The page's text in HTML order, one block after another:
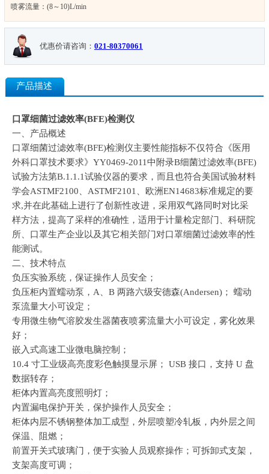
喷雾流量：(8～10)L/min
优惠价请咨询： 021-80370061
产品描述
口罩细菌过滤效率(BFE)检测仪
一、产品概述
口罩细菌过滤效率(BFE)检测仪主要性能指标不仅符合《医用
外科口罩技术要求》YY0469-2011中附录B细菌过滤效率(BFE)
试验方法第B.1.1.1试验仪器的要求，而且也符合美国试验材料
学会ASTMF2100、ASTMF2101、欧洲EN14683标准规定的要
求,并在此基础上进行了创新性改进，采用双气路同时对比采
样方法，提高了采样的准确性，适用于计量检定部门、科研院
所、口罩生产企业以及其它相关部门对口罩细菌过滤效率的性
能测试。
二、技术特点
负压实验系统，保证操作人员安全；
负压柜内置蠕动泵，A、B 两路六级安德森(Andersen)； 蠕动
泵流量大小可设定；
专用微生物气溶胶发生器菌夜喷雾流量大小可设定，雾化效果
好；
嵌入式高速工业微电脑控制；
10.4 寸工业级高亮度彩色触摸显示屏； USB 接口，支持 U 盘
数据转存；
柜体内置高亮度照明灯；
内置漏电保护开关，保护操作人员安全；
柜体内层不锈钢整体加工成型，外层喷塑冷轧板，内外层之间
保温、阻燃；
前置开关式玻璃门，便于实验人员观察操作；可拆卸式支架，
支架高度可调；